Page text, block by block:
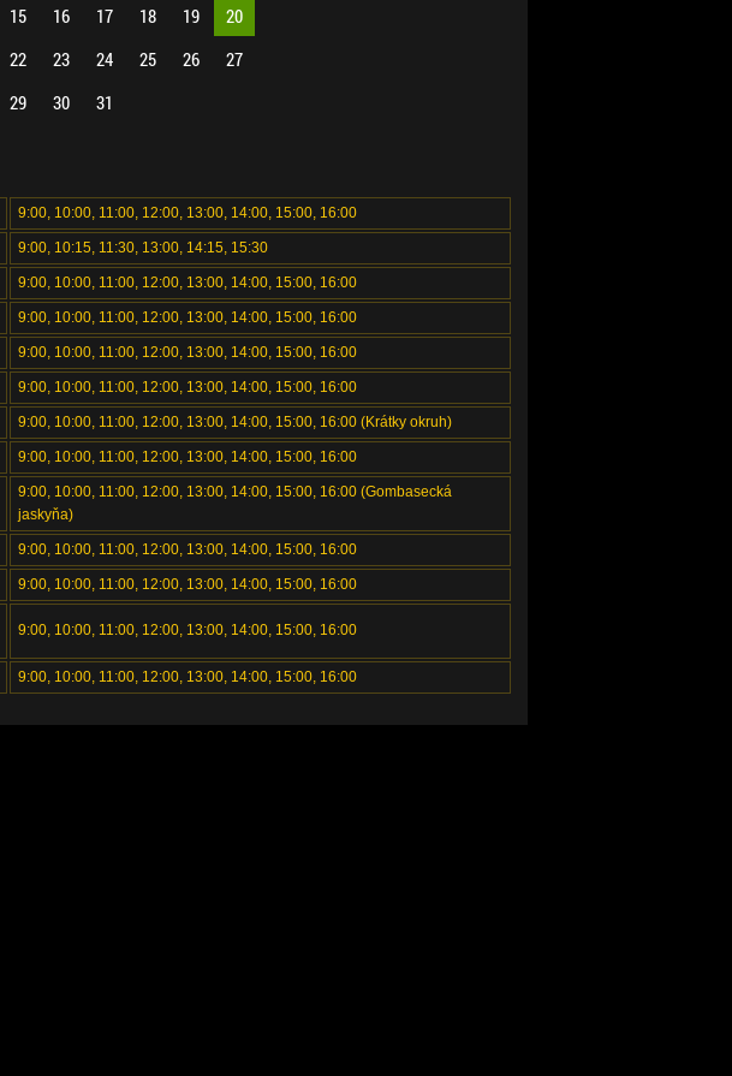
15 16 17 18 19
20
22 23 24 25 26
27
29 30 31
9:00, 10:00, 11:00, 12:00, 13:00, 14:00, 15:00, 16:00
9:00, 10:15, 11:30, 13:00, 14:15, 15:30
9:00, 10:00, 11:00, 12:00, 13:00, 14:00, 15:00, 16:00
9:00, 10:00, 11:00, 12:00, 13:00, 14:00, 15:00, 16:00
9:00, 10:00, 11:00, 12:00, 13:00, 14:00, 15:00, 16:00
9:00, 10:00, 11:00, 12:00, 13:00, 14:00, 15:00, 16:00
9:00, 10:00, 11:00, 12:00, 13:00, 14:00, 15:00, 16:00 (Krátky okruh)
9:00, 10:00, 11:00, 12:00, 13:00, 14:00, 15:00, 16:00
9:00, 10:00, 11:00, 12:00, 13:00, 14:00, 15:00, 16:00 (Gombasecká
jaskyňa)
9:00, 10:00, 11:00, 12:00, 13:00, 14:00, 15:00, 16:00
9:00, 10:00, 11:00, 12:00, 13:00, 14:00, 15:00, 16:00
9:00, 10:00, 11:00, 12:00, 13:00, 14:00, 15:00, 16:00
9:00, 10:00, 11:00, 12:00, 13:00, 14:00, 15:00, 16:00